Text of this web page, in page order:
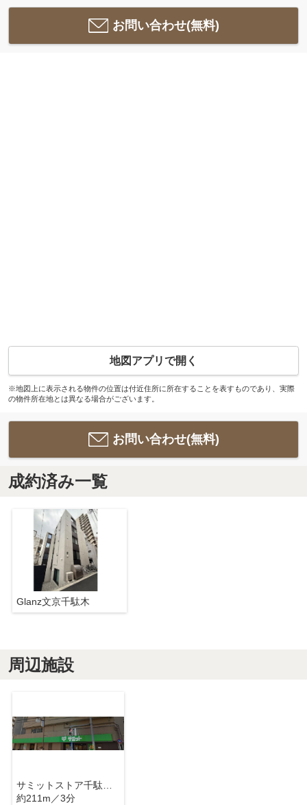
お問い合わせ(無料)
地図アプリで開く
※地図上に表示される物件の位置は付近住所に所在することを表すものであり、実際
の物件所在地とは異なる場合がございます。
お問い合わせ(無料)
成約済み一覧
Glanz文京千駄木
周辺施設
約211m／3分